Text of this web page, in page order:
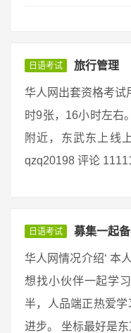
日语考试 旅行管理
华人网出套资格考试
时9张，16小时左右
附近，东武东上线
qzq20198 评论
日语考试 募集一起
华人网情况介绍‘ 本
想找小伙伴一起学
半，人品端正热爱
进步。 坐标最好是